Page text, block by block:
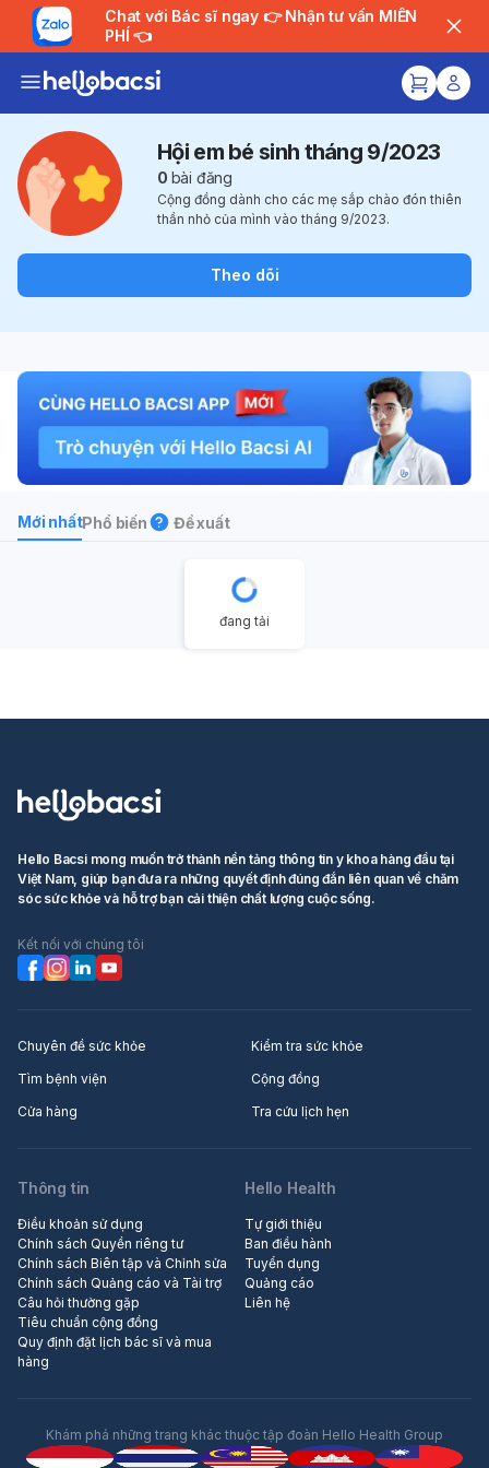
Chat với Bác sĩ ngay 👉 Nhận tư vấn MIỄN
PHÍ 👈
Hội em bé sinh tháng 9/2023
0 bài đăng
Cộng đồng dành cho các mẹ sắp chào đón thiên
thần nhỏ của mình vào tháng 9/2023.
Theo dõi
Mới nhấtPhổ biến Đề xuất
đang tải
Hello Bacsi mong muốn trở thành nền tảng thông tin y khoa hàng đầu tại
Việt Nam, giúp bạn đưa ra những quyết định đúng đắn liên quan về chăm
sóc sức khỏe và hỗ trợ bạn cải thiện chất lượng cuộc sống.
Kết nối với chúng tôi
Chuyên đề sức khỏe
Kiểm tra sức khỏe
Tìm bệnh viện
Cộng đồng
Cửa hàng
Tra cứu lịch hẹn
Thông tin
Điều khoản sử dụng
Chính sách Quyền riêng tư
Chính sách Biên tập và Chỉnh sửa
Chính sách Quảng cáo và Tài trợ
Câu hỏi thường gặp
Tiêu chuẩn cộng đồng
Quy định đặt lịch bác sĩ và mua
hàng
Hello Health
Tự giới thiệu
Ban điều hành
Tuyển dụng
Quảng cáo
Liên hệ
Khám phá những trang khác thuộc tập đoàn Hello Health Group